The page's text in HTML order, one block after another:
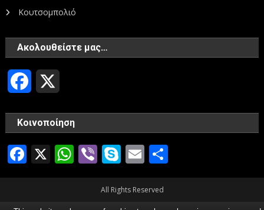
Κουτσομπολιό
Ακολουθείστε μας…
Facebook
Κοινοποίηση
Facebook
X WhatsApp
ViberSkype
Email
All Rights Reserved